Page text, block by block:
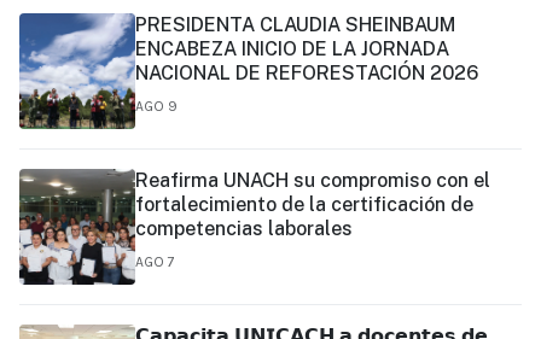
PRESIDENTA CLAUDIA SHEINBAUM
ENCABEZA INICIO DE LA JORNADA
NACIONAL DE REFORESTACIÓN 2026
AGO 9
Reafirma UNACH su compromiso con el
fortalecimiento de la certificación de
competencias laborales
AGO 7